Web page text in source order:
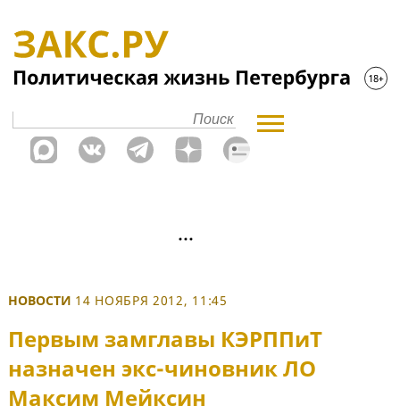
НОВОСТИ 14 НОЯБРЯ 2012, 11:45
Первым замглавы КЭРППиТ
назначен экс-чиновник ЛО
Максим Мейксин